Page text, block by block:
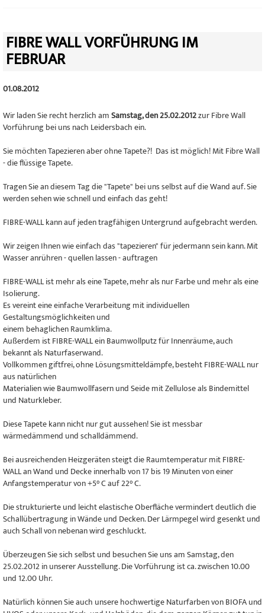
FIBRE WALL VORFÜHRUNG IM
FEBRUAR
01.08.2012
Wir laden Sie recht herzlich amSamstag, den 25.02.2012zur Fibre Wall
Vorführung bei uns nach Leidersbach ein.
Sie möchten Tapezieren aber ohne Tapete?! Das ist möglich! Mit Fibre Wall
- die flüssige Tapete.
Tragen Sie an diesem Tag die "Tapete" bei uns selbst auf die Wand auf. Sie
werden sehen wie schnell und einfach das geht!
FIBRE-WALL kann auf jeden tragfähigen Untergrund aufgebracht werden.
Wir zeigen Ihnen wie einfach das "tapezieren" für jedermann sein kann. Mit
Wasser anrühren - quellen lassen - auftragen
FIBRE-WALL ist mehr als eine Tapete, mehr als nur Farbe und mehr als eine
Isolierung.
Es vereint eine einfache Verarbeitung mit individuellen
Gestaltungsmöglichkeiten und
einem behaglichen Raumklima.
Außerdem ist FIBRE-WALL ein Baumwollputz für Innenräume, auch
bekannt als Naturfaserwand.
Vollkommen giftfrei, ohne Lösungsmitteldämpfe, besteht FIBRE-WALL nur
aus natürlichen
Materialien wie Baumwollfasern und Seide mit Zellulose als Bindemittel
und Naturkleber.
Diese Tapete kann nicht nur gut aussehen! Sie ist messbar
wärmedämmend und schalldämmend.
Bei ausreichenden Heizgeräten steigt die Raumtemperatur mit FIBRE-
WALL an Wand und Decke innerhalb von 17 bis 19 Minuten von einer
Anfangstemperatur von +5° C auf 22° C.
Die strukturierte und leicht elastische Oberfläche vermindert deutlich die
Schallübertragung in Wände und Decken. Der Lärmpegel wird gesenkt und
auch Schall von nebenan wird geschluckt.
Überzeugen Sie sich selbst und besuchen Sie uns am Samstag, den
25.02.2012 in unserer Ausstellung. Die Vorführung ist ca. zwischen 10.00
und 12.00 Uhr.
Natürlich können Sie auch unsere hochwertige Naturfarben von BIOFA und